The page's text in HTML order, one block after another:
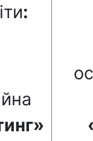
: